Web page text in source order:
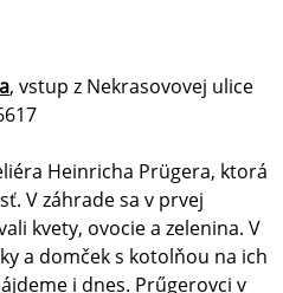
, vstup z Nekrasovovej ulice
Heinricha Prügera, ktorá
V záhrade sa v prvej
kvety, ovocie a zelenina. V
a domček s kotolňou na ich
i dnes. Prűgerovci v